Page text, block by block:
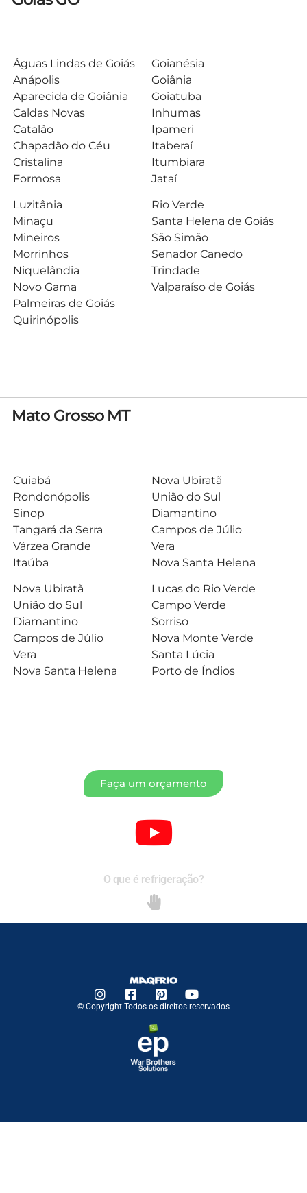
Águas Lindas de Goiás
Anápolis
Aparecida de Goiânia
Caldas Novas
Catalão
Chapadão do Céu
Cristalina
Formosa
Goianésia
Goiânia
Goiatuba
Inhumas
Ipameri
Itaberaí
Itumbiara
Jataí
Luzitânia
Minaçu
Mineiros
Morrinhos
Niquelândia
Novo Gama
Palmeiras de Goiás
Quirinópolis
Rio Verde
Santa Helena de Goiás
São Simão
Senador Canedo
Trindade
Valparaíso de Goiás
Mato Grosso MT
Cuiabá
Rondonópolis
Sinop
Tangará da Serra
Várzea Grande
Itaúba
Nova Ubiratã
União do Sul
Diamantino
Campos de Júlio
Vera
Nova Santa Helena
Nova Ubiratã
União do Sul
Diamantino
Campos de Júlio
Vera
Nova Santa Helena
Lucas do Rio Verde
Campo Verde
Sorriso
Nova Monte Verde
Santa Lúcia
Porto de Índios
Faça um orçamento
O que é refrigeração?
© Copyright Todos os direitos reservados